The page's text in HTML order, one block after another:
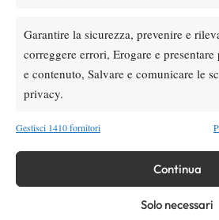
Garantire la sicurezza, prevenire e
correggere errori, Erogare e
e contenuto, Salvare e comunicare le
privacy.
Gestisci 1410 fornitori
Continua
Solo necessari
News
Masters 1000
rimonta Shang e vola
out per Shang contro
Wta